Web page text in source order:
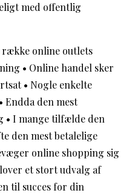
med offentlig
række online outlets
• Online handel sker
• Nogle enkelte
Endda den mest
• I mange tilfælde den
den mest betalelige
online shopping sig
et stort udvalg af
til succes for din